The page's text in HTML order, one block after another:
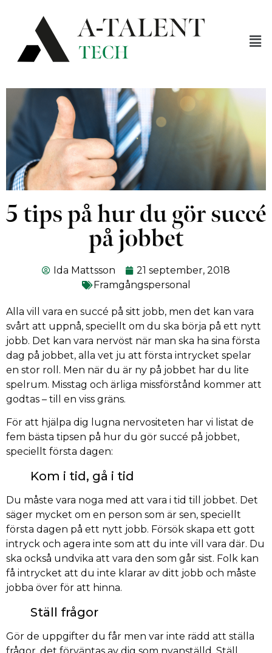
5 tips på hur du gör succé
på jobbet
Ida Mattsson
21 september, 2018
Framgångspersonal
Alla vill vara en succé på sitt jobb, men det kan vara
svårt att uppnå, speciellt om du ska börja på ett nytt
jobb. Det kan vara nervöst när man ska ha sina första
dag på jobbet, alla vet ju att första intrycket spelar
en stor roll. Men när du är ny på jobbet har du lite
spelrum. Misstag och ärliga missförstånd kommer att
godtas – till en viss gräns.
För att hjälpa dig lugna nervositeten har vi listat de
fem bästa tipsen på hur du gör succé på jobbet,
speciellt första dagen:
Kom i tid, gå i tid
Du måste vara noga med att vara i tid till jobbet. Det
säger mycket om en person som är sen, speciellt
första dagen på ett nytt jobb. Försök skapa ett gott
intryck och agera inte som att du inte vill vara där. Du
ska också undvika att vara den som går sist. Folk kan
få intrycket att du inte klarar av ditt jobb och måste
jobba över för att hinna.
Ställ frågor
Gör de uppgifter du får men var inte rädd att ställa